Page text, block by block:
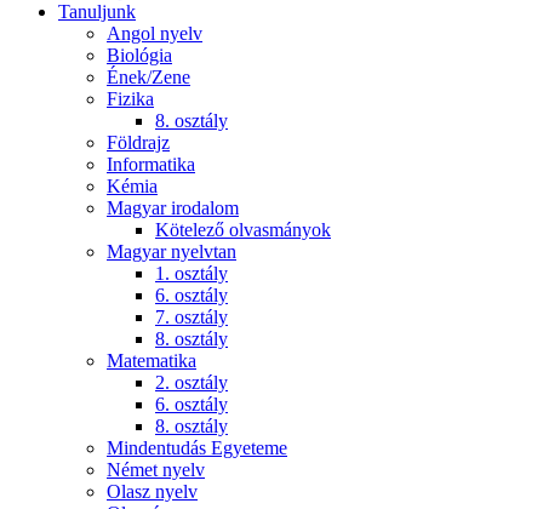
Tanuljunk
Angol nyelv
Biológia
Ének/Zene
Fizika
8. osztály
Földrajz
Informatika
Kémia
Magyar irodalom
Kötelező olvasmányok
Magyar nyelvtan
1. osztály
6. osztály
7. osztály
8. osztály
Matematika
2. osztály
6. osztály
8. osztály
Mindentudás Egyeteme
Német nyelv
Olasz nyelv